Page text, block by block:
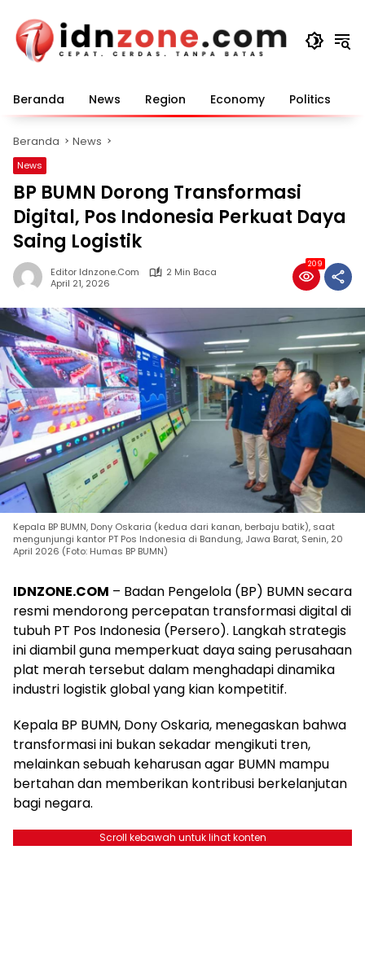
konten
Beranda News Region Economy Politics
Beranda News
News
BP BUMN Dorong Transformasi
Digital, Pos Indonesia Perkuat Daya
Saing Logistik
Editor Idnzone.com
2 Min Baca
April 21, 2026
209
Kepala BP BUMN, Dony Oskaria (kedua dari kanan, berbaju batik), saat
mengunjungi kantor PT Pos Indonesia di Bandung, Jawa Barat, Senin, 20
April 2026 (Foto: Humas BP BUMN)
IDNZONE.COM – Badan Pengelola (BP) BUMN secara
resmi mendorong percepatan transformasi digital di
tubuh PT Pos Indonesia (Persero). Langkah strategis
ini diambil guna memperkuat daya saing perusahaan
plat merah tersebut dalam menghadapi dinamika
industri logistik global yang kian kompetitif.
Kepala BP BUMN, Dony Oskaria, menegaskan bahwa
transformasi ini bukan sekadar mengikuti tren,
melainkan sebuah keharusan agar BUMN mampu
bertahan dan memberikan kontribusi berkelanjutan
bagi negara.
Scroll kebawah untuk lihat konten